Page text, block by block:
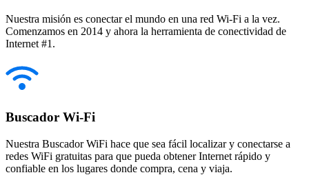
Nuestra misión es conectar el mundo en una red Wi-Fi a la vez.
Comenzamos en 2014 y ahora la herramienta de conectividad de
Internet #1.
Buscador Wi-Fi
Nuestra Buscador WiFi hace que sea fácil localizar y conectarse a
redes WiFi gratuitas para que pueda obtener Internet rápido y
confiable en los lugares donde compra, cena y viaja.